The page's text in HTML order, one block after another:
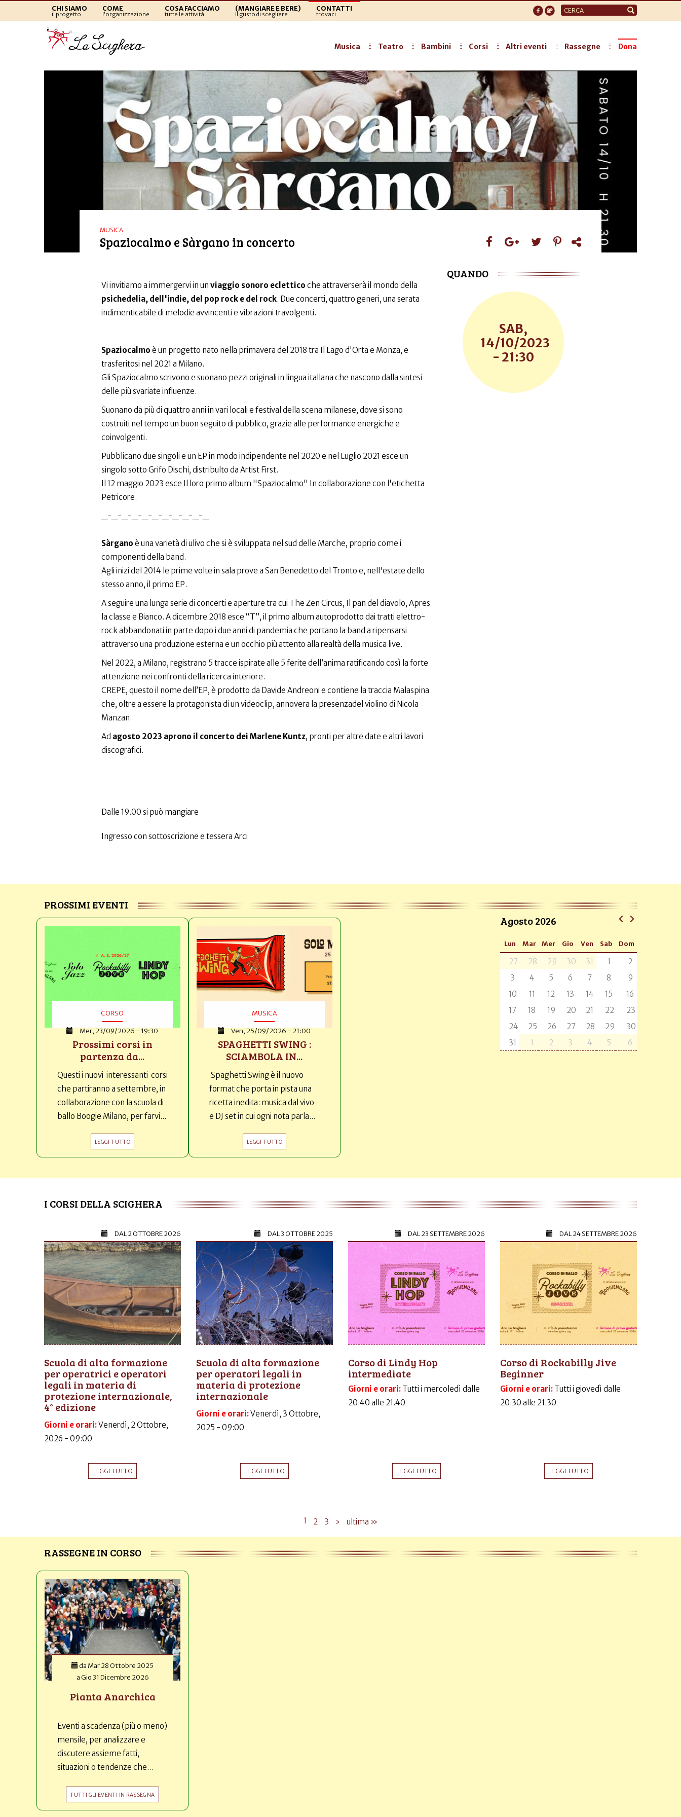
CHI SIAMO
il progetto
COME
l'organizzazione
COSA FACCIAMO
tutte le attività
(MANGIARE E BERE)
Il gusto di scegliere
CONTATTI
trovaci
Form
di
Musica Teatro Bambini Corsi Altri eventi Rassegne Dona
MUSICA
Spaziocalmo e Sàrgano in concerto
Vi invitiamo a immergervi in un viaggio sonoro eclettico che attraverserà il mondo della
psichedelia, dell'indie, del pop rock e del rock. Due concerti, quattro generi, una serata
indimenticabile di melodie avvincenti e vibrazioni travolgenti.
Spaziocalmo è un progetto nato nella primavera del 2018 tra Il Lago d'Orta e Monza, e
trasferitosi nel 2021 a Milano.
Gli Spaziocalmo scrivono e suonano pezzi originali in lingua itallana che nascono dalla sintesi
delle più svariate influenze.
Suonano da più di quattro anni in vari locali e festival della scena milanese, dove si sono
costruiti nel tempo un buon seguito di pubblico, grazie alle performance energiche e
coinvolgenti.
Pubblicano due singoli e un EP in modo indipendente nel 2020 e nel Luglio 2021 esce un
singolo sotto Grifo Dischi, distribulto da Artist First.
Il 12 maggio 2023 esce Il loro primo album "Spaziocalmo" In collaborazione con l'etichetta
Petricore.
_-_-_-_-_-_-_-_-_-_-_
Sàrgano è una varietà di ulivo che si è sviluppata nel sud delle Marche, proprio come i
componenti della band.
Agli inizi del 2014 le prime volte in sala prove a San Benedetto del Tronto e, nell'estate dello
stesso anno, il primo EP.
A seguire una lunga serie di concerti e aperture tra cui The Zen Circus, Il pan del diavolo, Apres
la classe e Bianco. A dicembre 2018 esce “T”, il primo album autoprodotto dai tratti elettro-
rock abbandonati in parte dopo i due anni di pandemia che portano la band a ripensarsi
attraverso una produzione esterna e un occhio più attento alla realtà della musica live.
Nel 2022, a Milano, registrano 5 tracce ispirate alle 5 ferite dell’anima ratificando così la forte
attenzione nei confronti della ricerca interiore.
CREPE, questo il nome dell’EP, è prodotto da Davide Andreoni e contiene la traccia Malaspina
che, oltre a essere la protagonista di un videoclip, annovera la presenzadel violino di Nicola
Manzan.
Ad agosto 2023 aprono il concerto dei Marlene Kuntz, pronti per altre date e altri lavori
discografici.
Dalle 19.00 si può mangiare
Ingresso con sottoscrizione e tessera Arci
QUANDO
SAB,
14/10/2023
- 21:30
PROSSIMI EVENTI
CORSO
Mer, 23/09/2026 - 19:30
Prossimi corsi in
partenza da...
Questi i nuovi interessanti corsi
che partiranno a settembre, in
collaborazione con la scuola di
ballo Boogie Milano, per farvi...
LEGGI TUTTO
MUSICA
Ven, 25/09/2026 - 21:00
SPAGHETTI SWING :
SCIAMBOLA IN...
Spaghetti Swing è il nuovo
format che porta in pista una
ricetta inedita: musica dal vivo
e DJ set in cui ogni nota parla...
LEGGI TUTTO
Agosto 2026
Lun Mar Mer Gio Ven Sab Dom
27 28 29 30 31 1
2
3
4 5 6 7 8
9
10
11 12 13 14 15
16
17
18 19 20 21 22
23
24
25 26 27 28 29
30
31
1 2 3 4 5 6
I CORSI DELLA SCIGHERA
DAL2 OTTOBRE 2026
Scuola di alta formazione
per operatrici e operatori
legali in materia di
protezione internazionale,
4° edizione
Giorni e orari:Venerdì, 2 Ottobre,
2026 - 09:00
LEGGI TUTTO
DAL3 OTTOBRE 2025
Scuola di alta formazione
per operatori legali in
materia di protezione
internazionale
Giorni e orari:Venerdì, 3 Ottobre,
2025 - 09:00
LEGGI TUTTO
DAL23 SETTEMBRE 2026
Corso di Lindy Hop
intermediate
Giorni e orari: Tutti i mercoledì dalle
20.40 alle 21.40
LEGGI TUTTO
DAL24 SETTEMBRE 2026
Corso di Rockabilly Jive
Beginner
Giorni e orari: Tutti i giovedì dalle
20.30 alle 21.30
LEGGI TUTTO
1 2 3 › ultima »
RASSEGNE IN CORSO
da Mar 28 Ottobre 2025
aGio 31 Dicembre 2026
Pianta Anarchica
Eventi a scadenza (più o meno)
mensile, per analizzare e
discutere assieme fatti,
situazioni o tendenze che...
TUTTI GLI EVENTI IN RASSEGNA